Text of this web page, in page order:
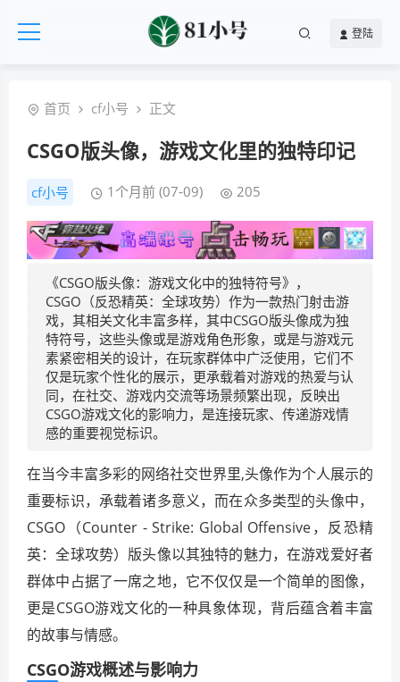
登陆
首页 cf小号 正文
CSGO版头像，游戏文化里的独特印记
cf小号 1个月前 (07-09) 205
《CSGO版头像：游戏文化中的独特符号》，
CSGO（反恐精英：全球攻势）作为一款热门射击游
戏，其相关文化丰富多样，其中CSGO版头像成为独
特符号，这些头像或是游戏角色形象，或是与游戏元
素紧密相关的设计，在玩家群体中广泛使用，它们不
仅是玩家个性化的展示，更承载着对游戏的热爱与认
同，在社交、游戏内交流等场景频繁出现，反映出
CSGO游戏文化的影响力，是连接玩家、传递游戏情
感的重要视觉标识。
在当今丰富多彩的网络社交世界里,头像作为个人展示的
重要标识，承载着诸多意义，而在众多类型的头像中，
CSGO（Counter - Strike: Global Offensive，反恐精
英：全球攻势）版头像以其独特的魅力，在游戏爱好者
群体中占据了一席之地，它不仅仅是一个简单的图像，
更是CSGO游戏文化的一种具象体现，背后蕴含着丰富
的故事与情感。
CSGO游戏概述与影响力